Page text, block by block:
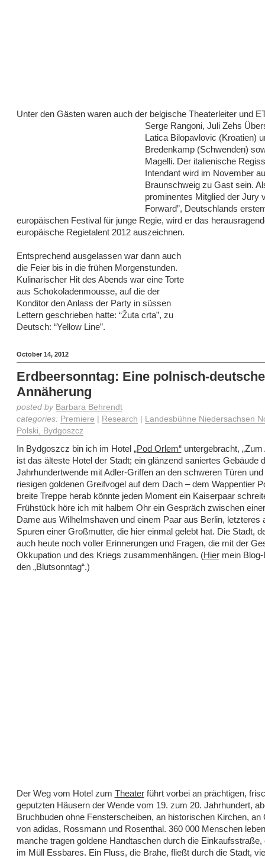
Unter den Gästen waren auch der belgische Theaterleiter und
Serge Rangoni, Juli Zehs
Latica Bilopavlovic (Kroatien)
Bredenkamp (Schwenden)
Magelli. Der italienische
Intendant wird im November
Braunschweig zu Gast sein.
prominentes Mitglied der Jury
Forward”, Deutschlands
europäischen Festival für junge Regie, wird er das
europäische Regietalent 2012 auszeichnen.
Entsprechend ausgelassen war dann auch
die Feier bis in die frühen Morgenstunden.
Kulinarischer Hit des Abends war eine Torte
aus Schokoladenmousse, auf die der
Konditor den Anlass der Party in süssen
Lettern geschrieben hatte: “Žuta crta”, zu
Deutsch: “Yellow Line”.
October 14, 2012
Erdbeersonntag: Eine polnisch-deutsche
Annäherung
posted by Barbara Behrendt
categories: Premiere Research
Landesbühne Niedersachsen
Polski, Bydgoszcz
In Bydgoszcz bin ich im Hotel „Pod Orlem“untergebracht, „Zum
ist das älteste Hotel der Stadt; ein glänzend saniertes Gebäude
Jahrhundertwende mit Adler-Griffen an den schweren Türen
riesigen goldenen Greifvogel auf dem Dach – dem Wappentier
breite Treppe herab könnte jeden Moment ein Kaiserpaar
Frühstück höre ich mit halbem Ohr ein Gespräch zwischen
Dame aus Wilhelmshaven und einem Paar aus Berlin, letzteres
Spuren einer Großmutter, die hier einmal gelebt hat. Die Stadt,
auch heute noch voller Erinnerungen und Fragen, die mit der
Okkupation und des Kriegs zusammenhängen. (Hiermein Blog-
den „Blutsonntag“.)
Der Weg vom Hotel zum Theaterführt vorbei an prächtigen,
geputzten Häusern der Wende vom 19. zum 20. Jahrhundert,
Bruchbuden ohne Fensterscheiben, an historischen Kirchen, an
von adidas, Rossmann und Rosenthal. 360 000 Menschen
manche tragen goldene Handtaschen durch die Einkaufsstraße,
im Müll Essbares. Ein Fluss, die Brahe, fließt durch die Stadt,